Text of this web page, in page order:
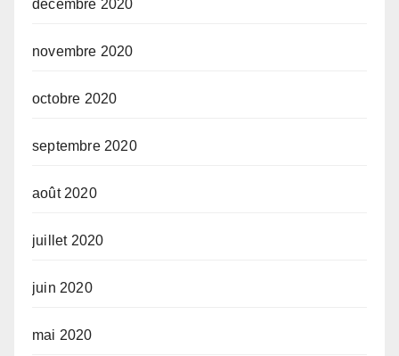
décembre 2020
novembre 2020
octobre 2020
septembre 2020
août 2020
juillet 2020
juin 2020
mai 2020